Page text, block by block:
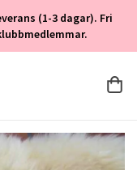
(1-3 dagar). Fri